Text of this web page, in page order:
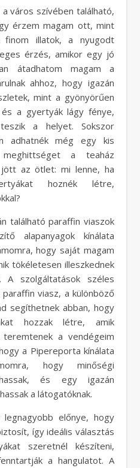
érzem magam ott, mint
finom illatok, a nyugodt
érzés, amikor egy jó
átadhatom magam a
ahhoz, hogy igazán
mint a gyönyörűen
a gyertyák lágy fénye,
a helyet. Sokszor
adhatnék még egy kis
a teaház
jött az ötlet: mi lenne, ha
hoznék létre,
található paraffin viaszok
alapanyagok kínálata
hogy saját magam
tökéletesen illeszkednek
A szolgáltatások széles
viasz, a különböző
segíthetnek abban, hogy
hozzak létre, amik
a vendégeim
a Pipereporta kínálata
hogy minőségi
és egy igazán
a látogatóknak.
legnagyobb előnye, hogy
így ideális választás
szeretnél készíteni,
a hangulatot. A